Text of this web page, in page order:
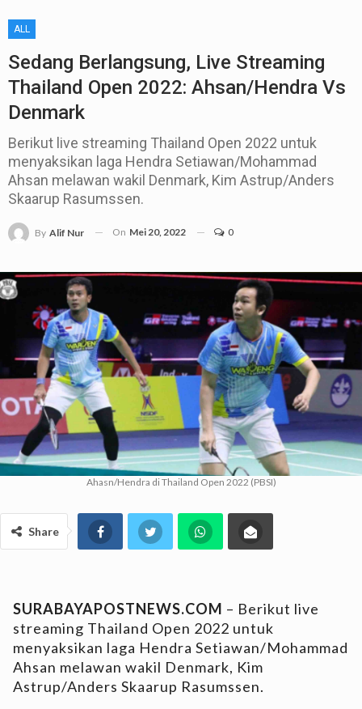
ALL
Sedang Berlangsung, Live Streaming
Thailand Open 2022: Ahsan/Hendra Vs
Denmark
Berikut live streaming Thailand Open 2022 untuk
menyaksikan laga Hendra Setiawan/Mohammad
Ahsan melawan wakil Denmark, Kim Astrup/Anders
Skaarup Rasumssen.
By Alif Nur On Mei 20, 2022 0
Ahasn/Hendra di Thailand Open 2022 (PBSI)
Share
SURABAYAPOSTNEWS.COM – Berikut live
streaming Thailand Open 2022 untuk
menyaksikan laga Hendra Setiawan/Mohammad
Ahsan melawan wakil Denmark, Kim
Astrup/Anders Skaarup Rasumssen.